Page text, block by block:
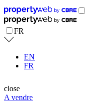
FR
EN
FR
close
A vendre